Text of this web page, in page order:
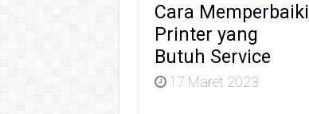
Cara Memperbaiki
Printer yang
Butuh Service
17 Maret 2023